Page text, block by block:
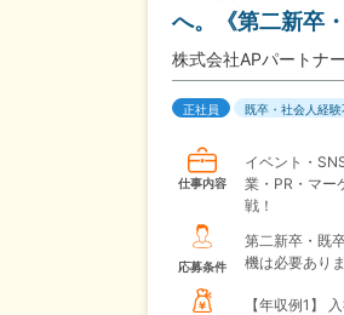
へ。《第二新卒
株式会社APパートナ
正社員 既卒・社会人経験
仕事内容
イベント・
業・PR・マー
戦！
応募条件
第二新卒・既
機は必要あり
【年収例1】